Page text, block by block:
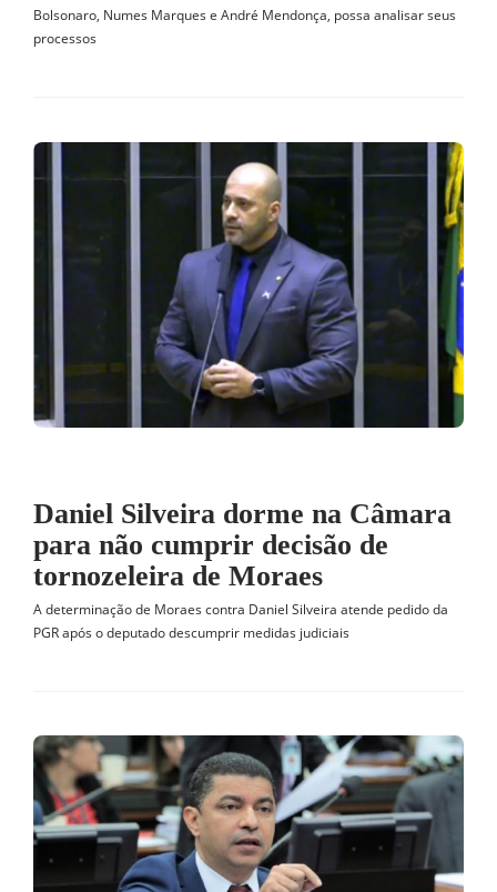
Bolsonaro, Numes Marques e André Mendonça, possa analisar seus
processos
Daniel Silveira dorme na Câmara
para não cumprir decisão de
tornozeleira de Moraes
A determinação de Moraes contra Daniel Silveira atende pedido da
PGR após o deputado descumprir medidas judiciais